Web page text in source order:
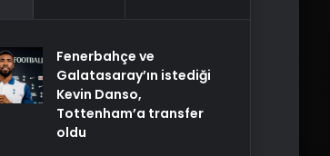
Fenerbahçe ve
Galatasaray’ın istediği
Kevin Danso,
Tottenham’a transfer
oldu